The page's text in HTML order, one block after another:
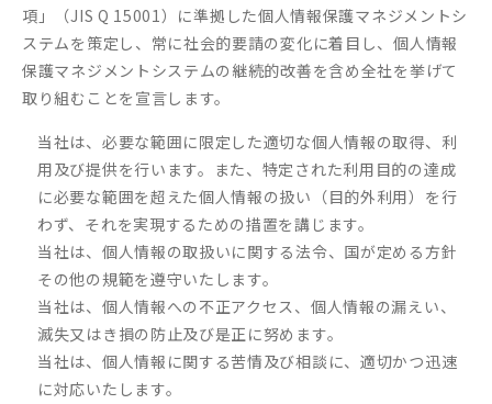
新着情報
ESG
よくあるご質問
項」（JIS Q 15001）に準拠した個人情報保護マネジメントシ
ステムを策定し、常に社会的要請の変化に着目し、個人情報
保護マネジメントシステムの継続的改善を含め全社を挙げて
取り組むことを宣言します。
当社は、必要な範囲に限定した適切な個人情報の取得、利
用及び提供を行います。また、特定された利用目的の達成
に必要な範囲を超えた個人情報の扱い（目的外利用）を行
わず、それを実現するための措置を講じます。
当社は、個人情報の取扱いに関する法令、国が定める方針
その他の規範を遵守いたします。
当社は、個人情報への不正アクセス、個人情報の漏えい、
滅失又はき損の防止及び是正に努めます。
当社は、個人情報に関する苦情及び相談に、適切かつ迅速
に対応いたします。